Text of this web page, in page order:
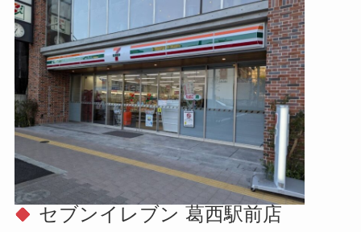
セブンイレブン 葛西駅前店